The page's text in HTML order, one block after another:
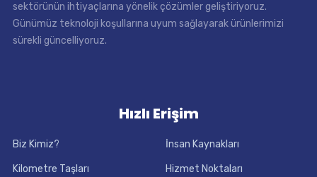
sektörünün ihtiyaçlarına yönelik çözümler geliştiriyoruz.
Günümüz teknoloji koşullarına uyum sağlayarak ürünlerimizi
sürekli güncelliyoruz.
Hızlı Erişim
Biz Kimiz? İnsan Kaynakları
Kilometre Taşları Hizmet Noktaları